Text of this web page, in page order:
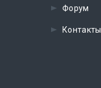
Форум
Контакты